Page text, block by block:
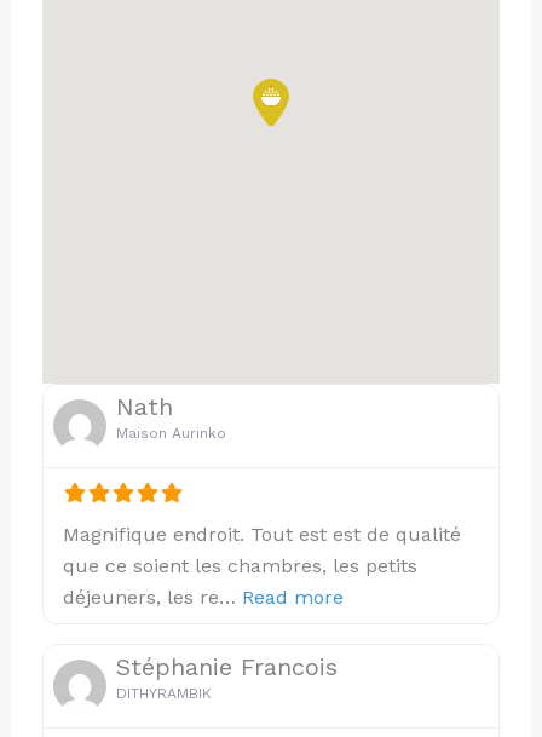
Nath
Maison Aurinko
Magnifique endroit. Tout est est de qualité
que ce soient les chambres, les petits
déjeuners, les re… Read moreabout this listing
Stéphanie Francois
DITHYRAMBIK